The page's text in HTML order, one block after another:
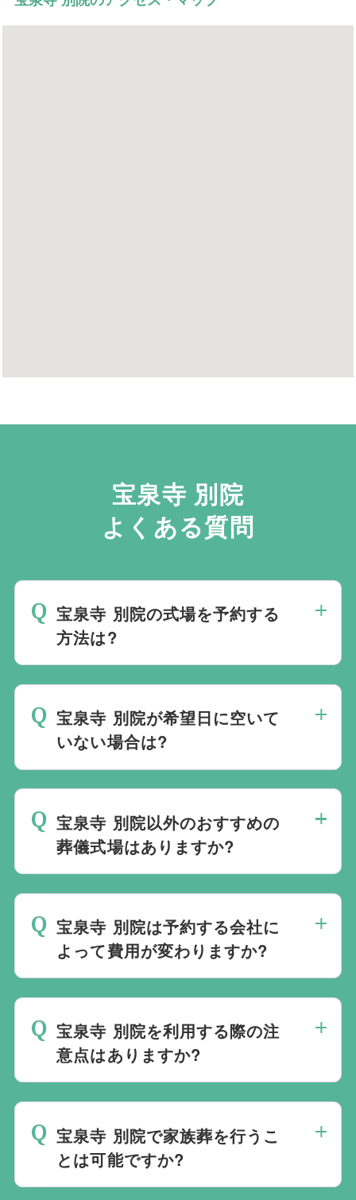
宝泉寺 別院
よくある質問
宝泉寺 別院の式場を予約する
方法は?
ご予約は葬儀社を通じたお手続きが必要で
す。万が一の際は、当社むすびすにご連絡
ください。式場のご予約はもちろん、ご搬
送・ご安置・ご葬儀・葬儀後の各種手続き
まで、すべて一貫してお手伝いいたしま
す。
宝泉寺 別院が希望日に空いて
いない場合は?
います。また、1都3県1220式場と提携し
ておりますので、葬儀を検討している地域
周辺の式場を無料でご案内することも可能
です。自社会館を持たないことで無理に自
社会館を勧めることなく柔軟にご提案がで
きます。
宝泉寺 別院以外のおすすめの
葬儀式場はありますか?
すすめの式場をご紹介させていただきま
す。また、式場でご葬儀気を行うのが一般
的ですが、どこで葬儀を行うかは多様化し
ており必ずしも式場を借りて行う必要はな
く、近年では自宅でご葬儀を行う自宅葬を
選ばれる方もいます。私たちは自宅でのご
ご希望がありましたら遠慮なくお申し付け
ください。
宝泉寺 別院は予約する会社に
よって費用が変わりますか?
会社から予約をしても式場利用料は同じで
す。
宝泉寺 別院を利用する際の注
意点はありますか?
れる人数によって選んだ式場が適している
か注意しておくと良いです。当社の相談員
は斎場を熟知しておりますので、ご不安な
宝泉寺 別院で家族葬を行うこ
とは可能ですか?